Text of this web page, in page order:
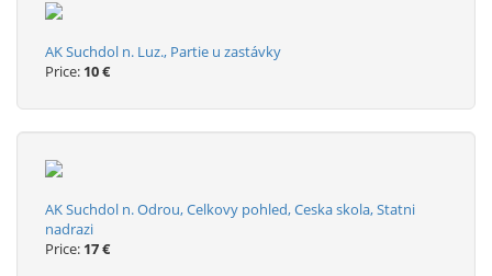
AK Suchdol n. Luz., Partie u zastávky
Price: 10 €
AK Suchdol n. Odrou, Celkovy pohled, Ceska skola, Statni
nadrazi
Price: 17 €